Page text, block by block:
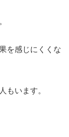
を感じにくくな
もいます。